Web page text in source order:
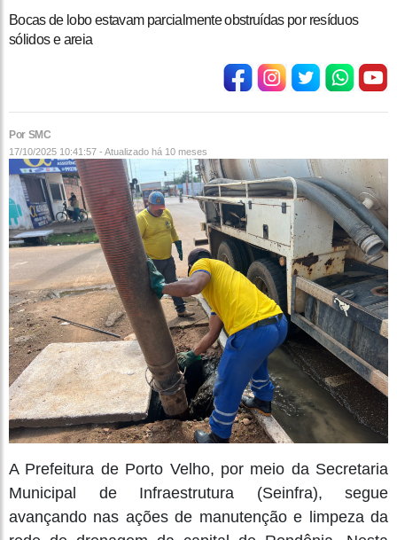
Bocas de lobo estavam parcialmente obstruídas por resíduos
sólidos e areia
Por SMC
17/10/2025 10:41:57 - Atualizado há 10 meses
A Prefeitura de Porto Velho, por meio da Secretaria
Municipal de Infraestrutura (Seinfra), segue
avançando nas ações de manutenção e limpeza da